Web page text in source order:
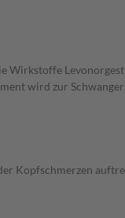
wird zur
Kopfschmerzen